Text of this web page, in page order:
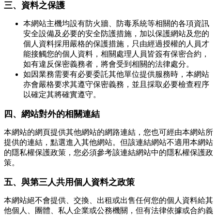
三、資料之保護
本網站主機均設有防火牆、防毒系統等相關的各項資訊
安全設備及必要的安全防護措施，加以保護網站及您的
個人資料採用嚴格的保護措施，只由經過授權的人員才
能接觸您的個人資料，相關處理人員皆簽有保密合約，
如有違反保密義務者，將會受到相關的法律處分。
如因業務需要有必要委託其他單位提供服務時，本網站
亦會嚴格要求其遵守保密義務，並且採取必要檢查程序
以確定其將確實遵守。
四、網站對外的相關連結
本網站的網頁提供其他網站的網路連結，您也可經由本網站所
提供的連結，點選進入其他網站。但該連結網站不適用本網站
的隱私權保護政策，您必須參考該連結網站中的隱私權保護政
策。
五、與第三人共用個人資料之政策
本網站絕不會提供、交換、出租或出售任何您的個人資料給其
他個人、團體、私人企業或公務機關，但有法律依據或合約義